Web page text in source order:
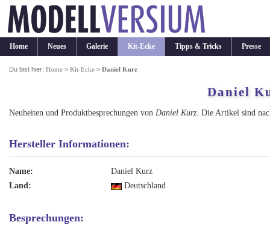
Home Neues Galerie Kit-Ecke Tipps & Tricks Presse
Du bist hier:Home >Kit-Ecke >Daniel Kurz
Daniel
Neuheiten und Produktbesprechungen vonDaniel Kurz. Die Artikel sind
Hersteller Informationen:
Name:
Daniel Kurz
Land:
Deutschland
Besprechungen: